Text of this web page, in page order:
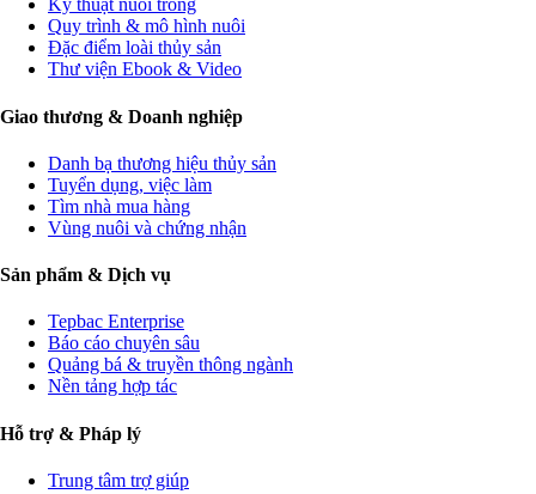
Kỹ thuật nuôi trồng
Quy trình & mô hình nuôi
Đặc điểm loài thủy sản
Thư viện Ebook & Video
Giao thương & Doanh nghiệp
Danh bạ thương hiệu thủy sản
Tuyển dụng, việc làm
Tìm nhà mua hàng
Vùng nuôi và chứng nhận
Sản phẩm & Dịch vụ
Tepbac Enterprise
Báo cáo chuyên sâu
Quảng bá & truyền thông ngành
Nền tảng hợp tác
Hỗ trợ & Pháp lý
Trung tâm trợ giúp